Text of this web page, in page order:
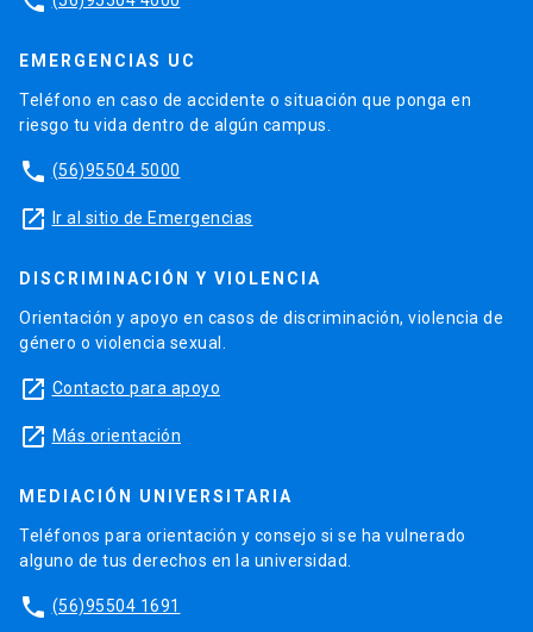
EMERGENCIAS UC
Teléfono en caso de accidente o situación que ponga en
riesgo tu vida dentro de algún campus.
phone (56)95504 5000
launch Ir al sitio de Emergencias
DISCRIMINACIÓN Y VIOLENCIA
Orientación y apoyo en casos de discriminación, violencia de
género o violencia sexual.
launch Contacto para apoyo
launch Más orientación
MEDIACIÓN UNIVERSITARIA
Teléfonos para orientación y consejo si se ha vulnerado
alguno de tus derechos en la universidad.
phone (56)95504 1691